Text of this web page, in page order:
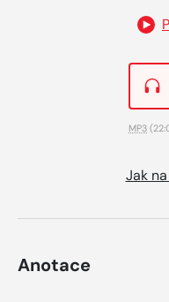
MP3
Jak
Anotace